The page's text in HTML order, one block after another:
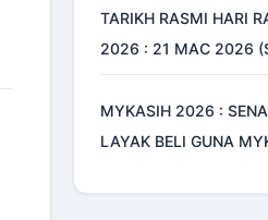
TARIKH RASMI HARI
2026 : 21 MAC 2026
MYKASIH 2026 :
LAYAK BELI GUNA